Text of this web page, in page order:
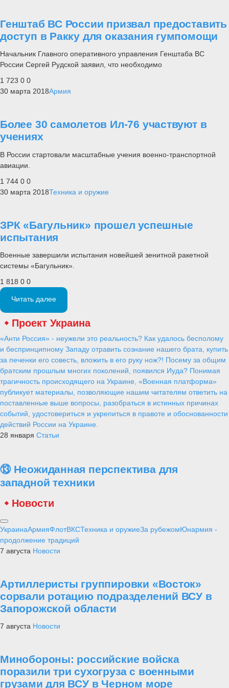
Генштаб ВС России призвал предоставить
доступ в Ракку для оказания гумпомощи
Начальник Главного оперативного управления Генштаба ВС
России Сергей Рудской заявил, что необходимо
1 723 0 0
30 марта 2018Армия
Более 30 самолетов Ил-76 участвуют в
учениях
В России стартовали масштабные учения военно-транспортной
авиации.
1 744 0 0
30 марта 2018Техника и оружие
ЗРК «Багульник» прошел успешные
испытания
Военные завершили испытания новейшей зенитной ракетной
системы «Багульник».
1 818 0 0
Читать далее
Проект Украина
«Анти Россия» - неужели это реальность? Как удалось бесполому
и беспринципному Западу отравить сознание нашего брата, купить
за печенки его совесть, вложить в его руку нож?! Посему за общим
братским прошлым многих поколений, появился Иуда? Понимая
трагичность происходящего на Украине, «Военная платформа»
публикует материалы, позволяющие нашим читателям ответить на
поставленные выше вопросы, разобраться в истинных причинах
событий, удостовериться и укрепиться в правоте и обоснованности
действий России на Украине.
28 января Статьи
⑬ Неожиданная перспектива для
западной техники
Новости
УкраинаАрмияФлотВКСТехника и оружиеЗа рубежомЮнармия -
продолжение традиций
7 августа Новости
Артиллеристы группировки «Восток»
сорвали ротацию подразделений ВСУ в
Запорожской области
7 августа Новости
Минобороны: российские войска
поразили три сухогруза с военными
грузами для ВСУ в Черном море